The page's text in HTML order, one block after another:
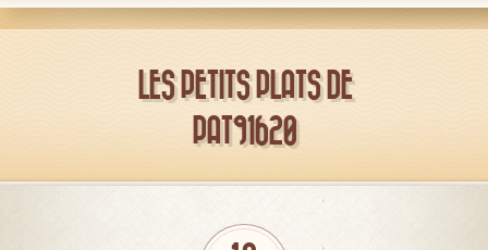
LES PETITS PLATS DE
PAT91620